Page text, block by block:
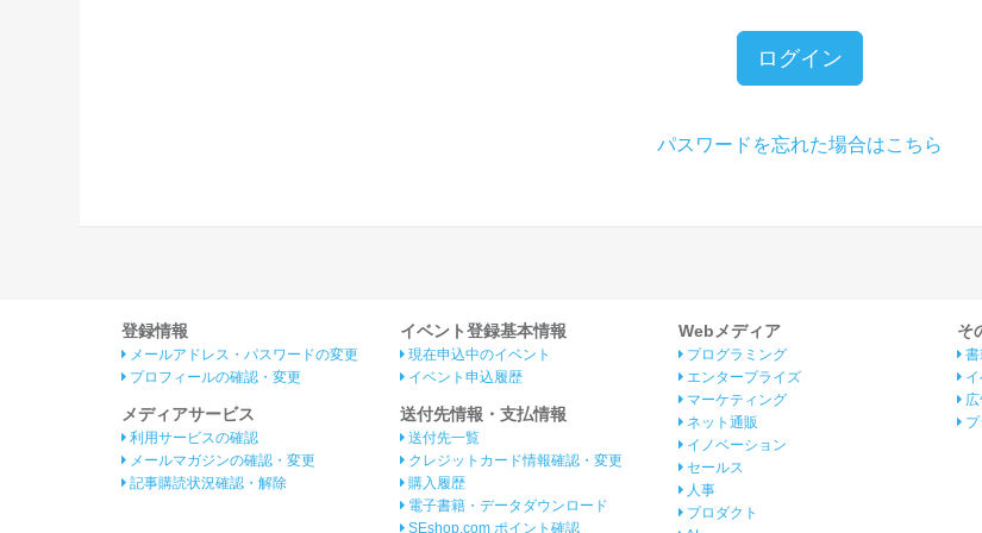
ログイン
パスワードを忘れた場合はこちら
登録情報
メールアドレス・パスワードの変更
プロフィールの確認・変更
メディアサービス
利用サービスの確認
メールマガジンの確認・変更
記事購読状況確認・解除
イベント登録基本情報
現在申込中のイベント
イベント申込履歴
送付先情報・支払情報
送付先一覧
クレジットカード情報確認・変更
購入履歴
電子書籍・データダウンロード
SEshop.com ポイント確認
Webメディア
プログラミング
エンタープライズ
マーケティング
ネット通販
イノベーション
セールス
人事
プロダクト
そ
書